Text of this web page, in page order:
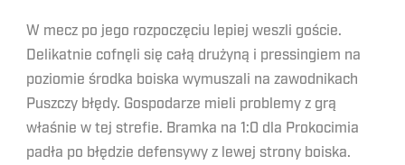
W mecz po jego rozpoczęciu lepiej weszli goście.
Delikatnie cofnęli się całą drużyną i pressingiem na
poziomie środka boiska wymuszali na zawodnikach
Puszczy błędy. Gospodarze mieli problemy z grą
właśnie w tej strefie. Bramka na 1:0 dla Prokocimia
padła po błędzie defensywy z lewej strony boiska.